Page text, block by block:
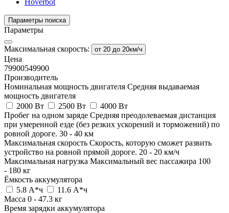
Параметры поиска
Параметры
Максимальная скорость: от 20 до 20км/ч
Цена
79900549900
Производитель
Номинальная мощность двигателя Средняя выдаваемая
мощность двигателя
2000 Вт
2500 Вт
4000 Вт
Пробег на одном заряде Средняя преодолеваемая дистанция
при умеренной езде (без резких ускорений и торможений) по
ровной дороге. 30 - 40 км
Максимальная скорость Скорость, которую сможет развить
устройство на ровной прямой дороге. 20 - 20 км/ч
Максимальная нагрузка Максимальный вес пассажира 100
- 180 кг
Ёмкость аккумулятора
5.8 А*ч
11.6 А*ч
Масса 0 - 47.3 кг
Время зарядки аккумулятора